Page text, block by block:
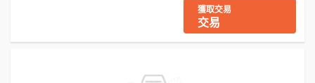
獲取交易
交易